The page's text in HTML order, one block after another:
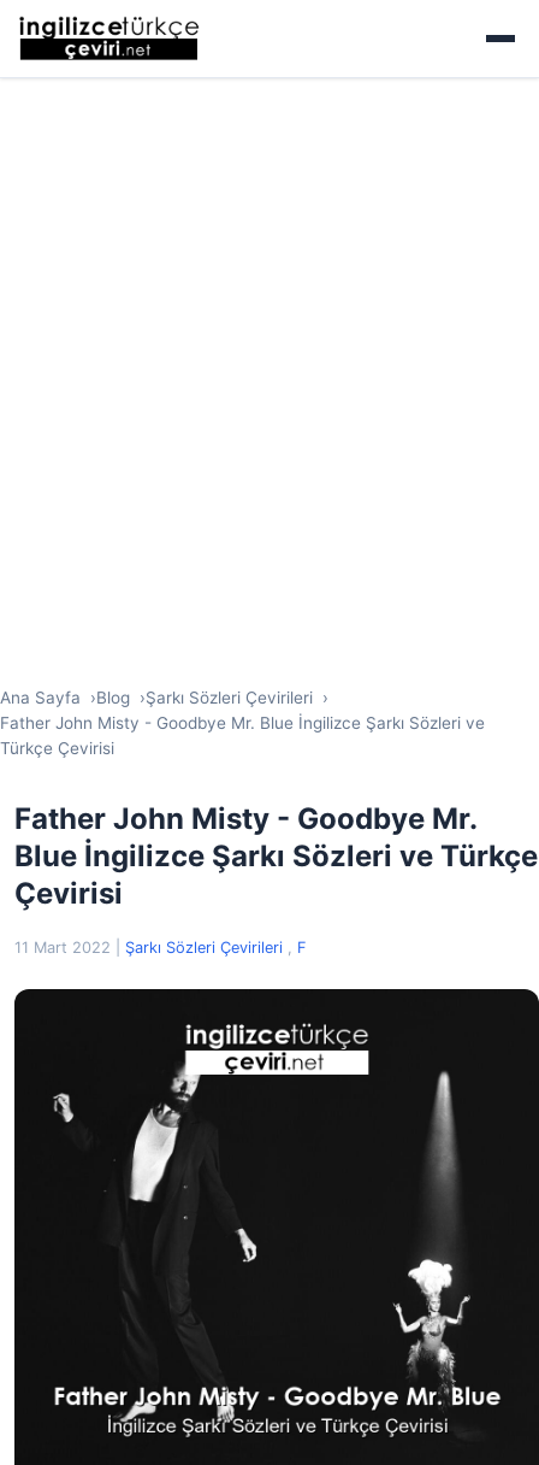
Ana Sayfa Blog
Şarkı Sözleri Çevirileri
Father John Misty - Goodbye Mr. Blue İngilizce Şarkı Sözleri ve
Türkçe Çevirisi
Father John Misty - Goodbye Mr.
Blue İngilizce Şarkı Sözleri ve Türkçe
Çevirisi
11 Mart 2022 Şarkı Sözleri Çevirileri , F